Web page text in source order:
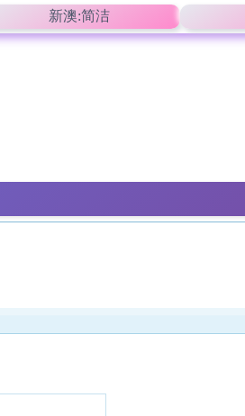
新澳:简洁